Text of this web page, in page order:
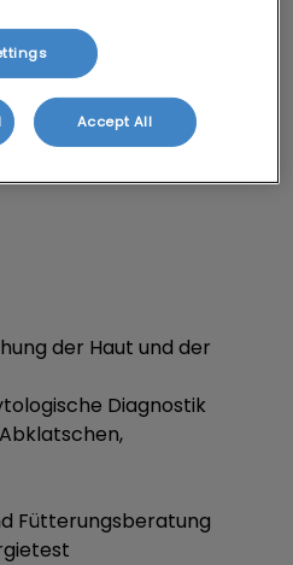
und
usw.),
Gaumensegel-
der Haut und der
Diagnostik
Fütterungsberatung
Accept All